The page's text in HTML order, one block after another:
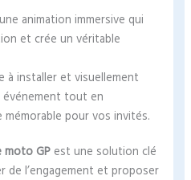
animation immersive qui
et crée un véritable
à installer et visuellement
événement tout en
pour vos invités.
moto GP est une solution clé
de l’engagement et proposer